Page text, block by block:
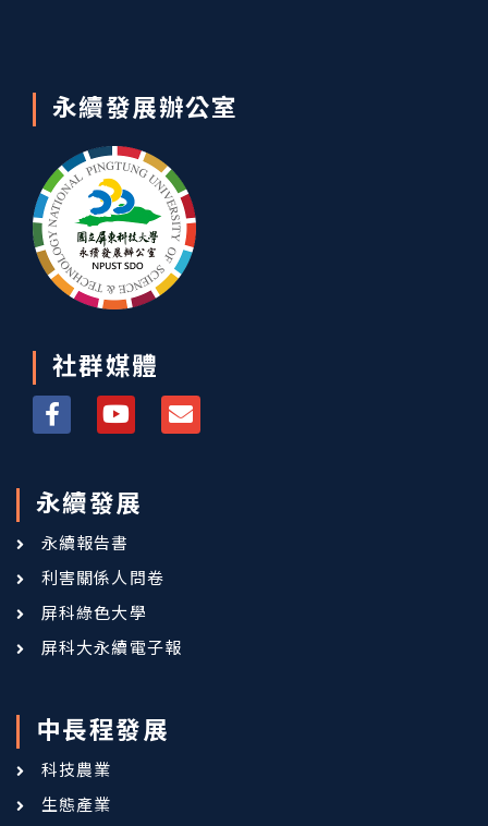
永續發展辦公室
社群媒體
永續發展
永續報告書
利害關係人問卷
屏科綠色大學
屏科大永續電子報
中長程發展
科技農業
生態產業